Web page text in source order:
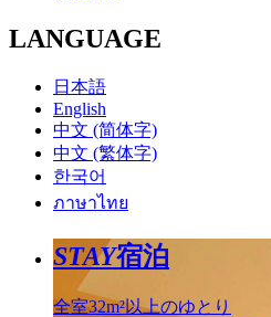
LANGUAGE
日本語
English
中文 (简体字)
中文 (繁体字)
한국어
ภาษาไทย
STAY宿泊
全室32m²以上のゆとり